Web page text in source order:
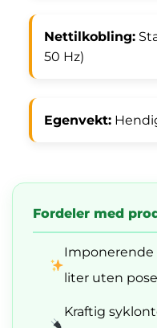
Nettilkobling:
50 Hz)
Egenvekt:
Fordeler med
Imponerende
liter uten
Kraftig